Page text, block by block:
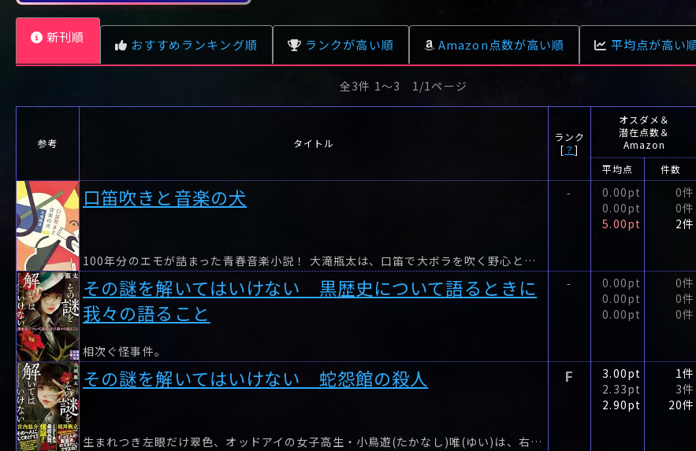
新刊順 おすすめランキング順 ランクが高い順 Amazon点数が高い順 平均点が高い
全3件 1〜3 1/1ページ
参考 タイトル
ランク
[ ？]
オスダメ＆
潜在点数＆
Amazon
平均点 件数
口笛吹きと音楽の犬
100年分のエモが詰まった青春音楽小説！ 大滝瓶太は、口笛で大ボラを吹く野心とたくらみに満ちたその音は、声にならない祈りまで響かせてくる(作家・芦沢央氏)音楽家は呪われているで...
-
0.00pt
0.00pt
5.00pt
0件
0件
2件
その謎を解いてはいけない 黒歴史について語るときに
我々の語ること
相次ぐ怪事件。
-
0.00pt
0.00pt
0.00pt
0件
0件
0件
その謎を解いてはいけない 蛇怨館の殺人
生まれつき左眼だけ翠色、オッドアイの女子高生・小鳥遊(たかなし)唯(ゆい)は、右目に緑色のカラコン、黒いマントの二八歳独身男性、暗黒院(あんこくいん)真実(まこと)(本名・田中友治)が営む探...
F
3.00pt
2.33pt
2.90pt
1件
3件
20件